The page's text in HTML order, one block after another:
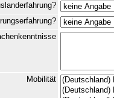
Mobilität